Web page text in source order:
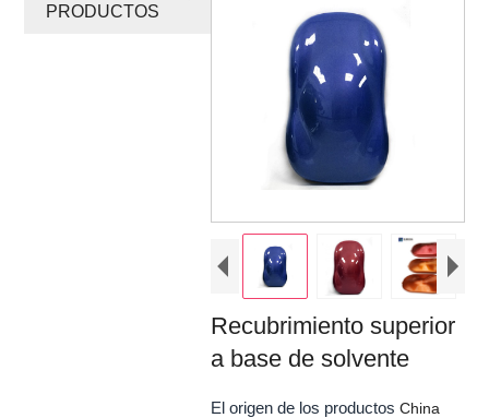
Recubrimiento superior
a base de solvente
El origen de los productos China
PRODUCTOS